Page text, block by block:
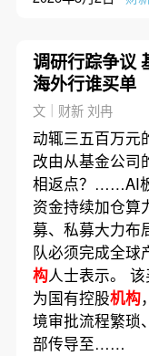
调研行踪争议
海外行谁买单
文｜财新 刘冉
动辄三五百万元
改由从基金公司
相返点？……AI
资金持续加仓算
募、私募大力布
队必须完成全球
构人士表示。 该
为国有控股机构，
境审批流程繁琐
部传导至……